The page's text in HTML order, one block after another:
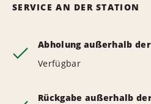
SERVICE AN DER STATION
Abholung außerhalb
Verfügbar
Rückgabe außerhalb